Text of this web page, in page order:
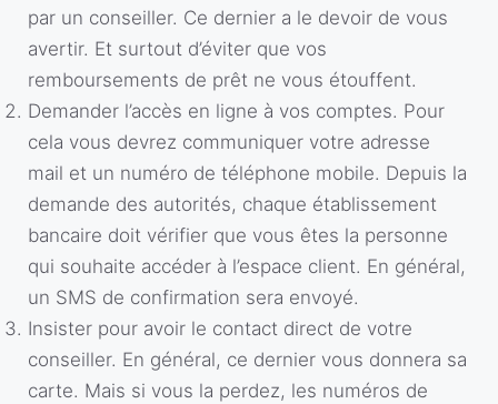
par un conseiller. Ce dernier a le devoir de vous
avertir. Et surtout d’éviter que vos
remboursements de prêt ne vous étouffent.
Demander l’accès en ligne à vos comptes. Pour
cela vous devrez communiquer votre adresse
mail et un numéro de téléphone mobile. Depuis la
demande des autorités, chaque établissement
bancaire doit vérifier que vous êtes la personne
qui souhaite accéder à l’espace client. En général,
un SMS de confirmation sera envoyé.
Insister pour avoir le contact direct de votre
conseiller. En général, ce dernier vous donnera sa
carte. Mais si vous la perdez, les numéros de